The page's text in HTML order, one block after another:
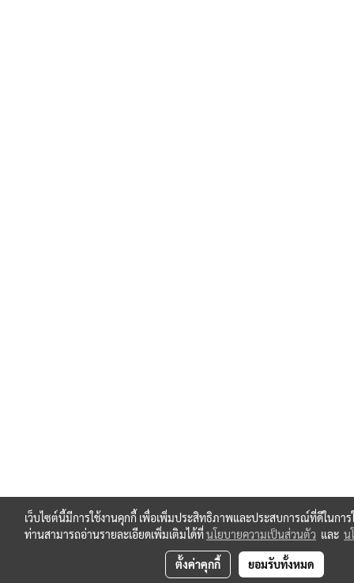
เว็บไซต์นี้มีการใช้งานคุกกี้ เพื่อเพิ่มประสิทธิภาพและประสบการณ์ที่ดีในการ
ท่านสามารถอ่านรายละเอียดเพิ่มเติมได้ที่นโยบายความเป็นส่วนตัว และ น
ตั้งค่าคุกกี้ ยอมรับทั้งหมด